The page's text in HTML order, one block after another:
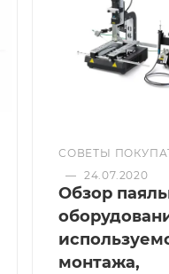
СОВЕТЫ
— 24.07.2020
Обзор
монтажа,